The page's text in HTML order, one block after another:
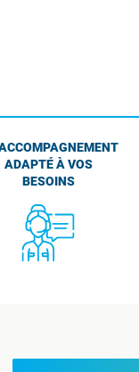
ADAPTÉ À VOS
BESOINS